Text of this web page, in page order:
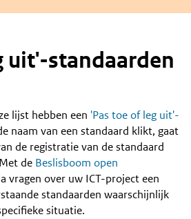
uit'-standaarden
lijst hebben een 'Pas toe of leg uit'-
naam van een standaard klikt, gaat
de registratie van de standaard
de Beslisboom open
vragen over uw ICT-project een
standaarden waarschijnlijk
situatie.